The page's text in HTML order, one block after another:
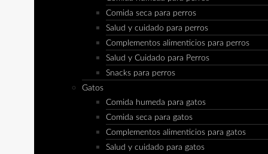
Comida seca para perros
Salud y cuidado para perros
Complementos alimenticios para perros
Salud y Cuidado para Perros
Snacks para perros
Gatos
Comida humeda para gatos
Comida seca para gatos
Complementos alimenticios para gatos
Salud y cuidado para gatos